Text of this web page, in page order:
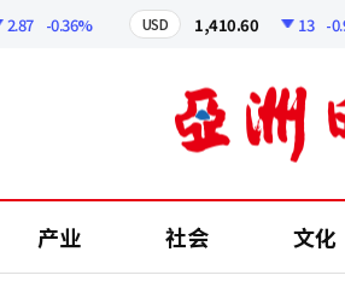
-0.36% USD 1,410.60 13 -0.92%
产业 社会 文化